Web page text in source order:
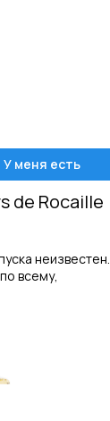
У меня есть
de Rocaille
неизвестен.
всему,